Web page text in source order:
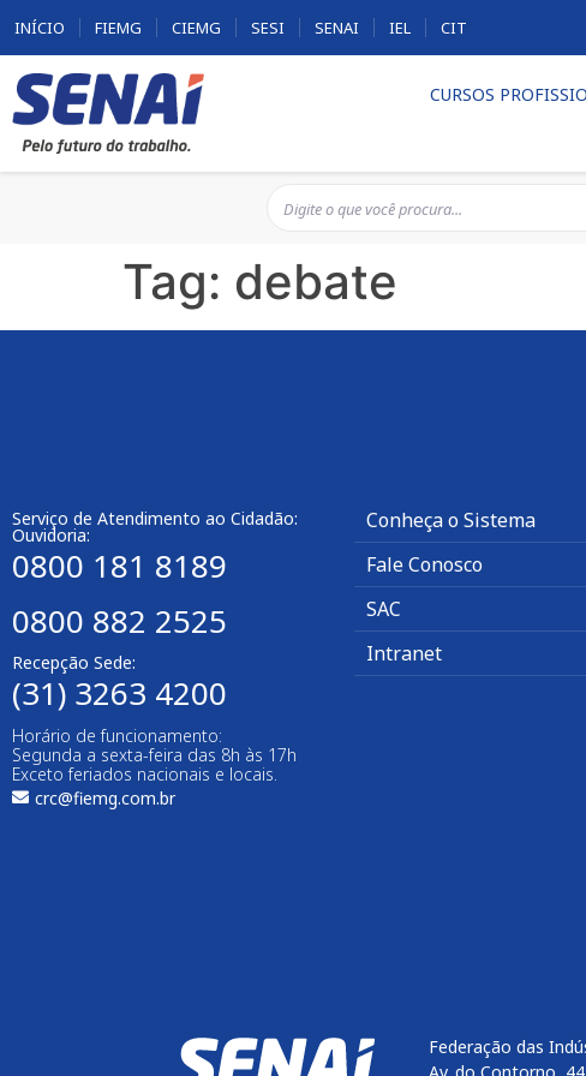
INÍCIO FIEMG CIEMG SESI SENAI IEL CIT
CURSOS
Tag: debate
Serviço de Atendimento ao Cidadão:
Ouvidoria:
0800 181 8189
0800 882 2525
Recepção Sede:
(31) 3263 4200
Horário de funcionamento:
Segunda a sexta-feira das 8h às 17h
Exceto feriados nacionais e locais.
crc@fiemg.com.br
Conheça o Sistema
Fale Conosco
SAC
Intranet
Federação das